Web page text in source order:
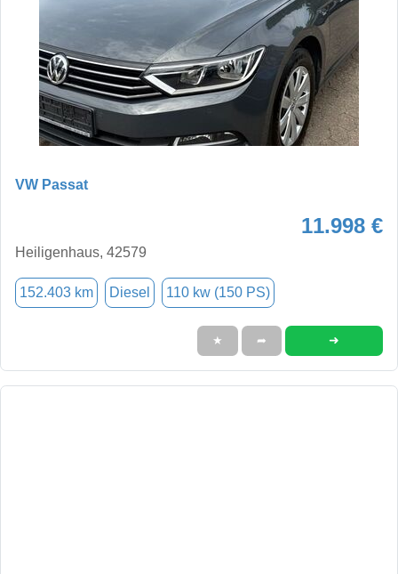
VW Passat
11.998 €
Heiligenhaus, 42579
152.403 km Diesel 110 kw (150 PS)
★ ➦ ➜